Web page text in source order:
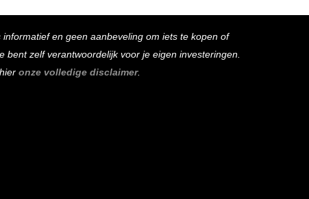
en geen aanbeveling om iets te kopen of
zelf verantwoordelijk voor je eigen investeringen.
onze volledige disclaimer.